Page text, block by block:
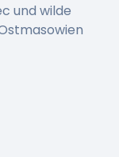
und wilde